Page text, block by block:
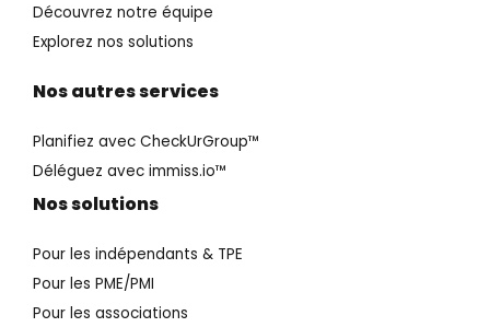
Découvrez notre équipe
Explorez nos solutions
Nos autres services
Planifiez avec CheckUrGroup™️
Déléguez avec immiss.io™️
Nos solutions
Pour les indépendants & TPE
Pour les PME/PMI
Pour les associations